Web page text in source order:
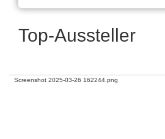
Top-Aussteller